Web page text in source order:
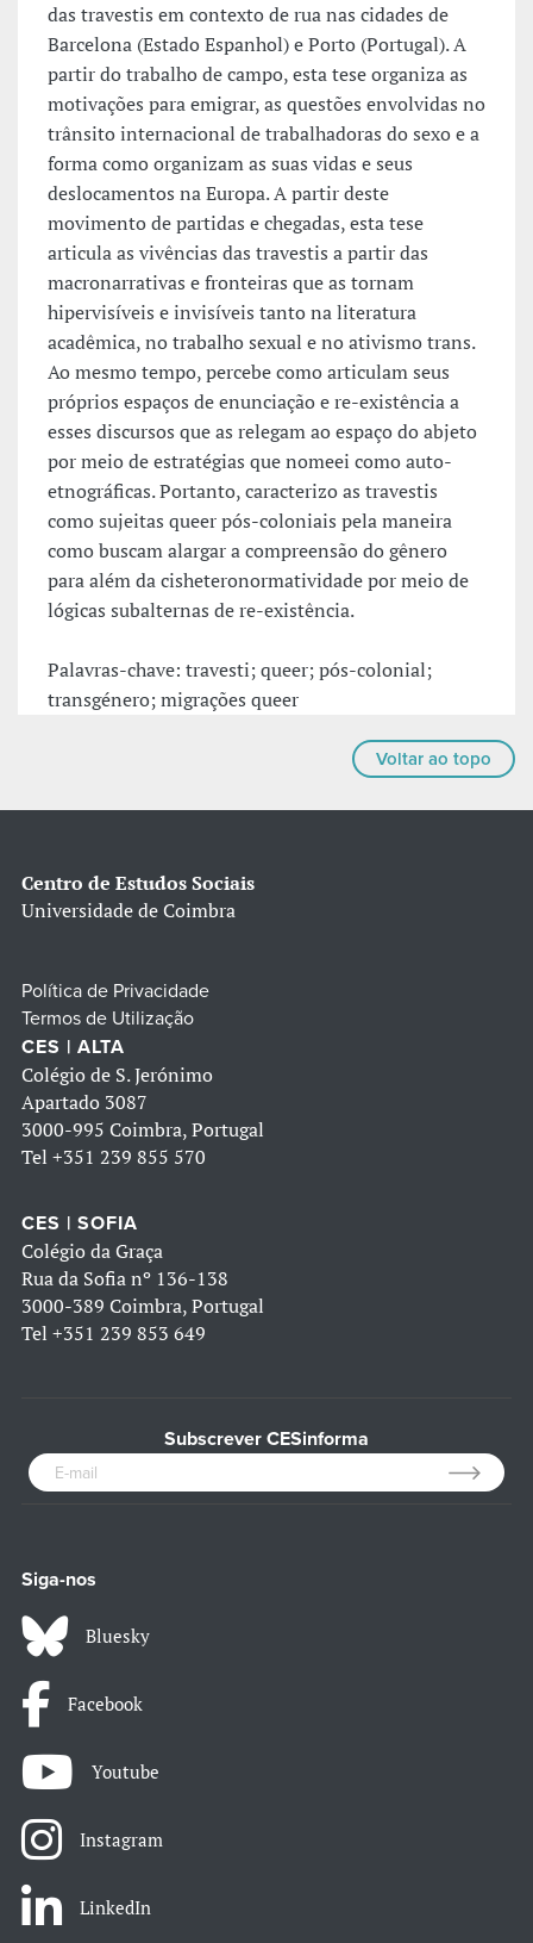
das travestis em contexto de rua nas cidades de
Barcelona (Estado Espanhol) e Porto (Portugal). A
partir do trabalho de campo, esta tese organiza as
motivações para emigrar, as questões envolvidas no
trânsito internacional de trabalhadoras do sexo e a
forma como organizam as suas vidas e seus
deslocamentos na Europa. A partir deste
movimento de partidas e chegadas, esta tese
articula as vivências das travestis a partir das
macronarrativas e fronteiras que as tornam
hipervisíveis e invisíveis tanto na literatura
acadêmica, no trabalho sexual e no ativismo trans.
Ao mesmo tempo, percebe como articulam seus
próprios espaços de enunciação e re-existência a
esses discursos que as relegam ao espaço do abjeto
por meio de estratégias que nomeei como auto-
etnográficas. Portanto, caracterizo as travestis
como sujeitas queer pós-coloniais pela maneira
como buscam alargar a compreensão do gênero
para além da cisheteronormatividade por meio de
lógicas subalternas de re-existência.
Palavras-chave: travesti; queer; pós-colonial;
transgénero; migrações queer
Voltar ao topo
Centro de Estudos Sociais
Universidade de Coimbra
Política de Privacidade
Termos de Utilização
CES | ALTA
Colégio de S. Jerónimo
Apartado 3087
3000-995 Coimbra, Portugal
Tel +351 239 855 570
CES | SOFIA
Colégio da Graça
Rua da Sofia nº 136-138
3000-389 Coimbra, Portugal
Tel +351 239 853 649
Subscrever CESinforma
Siga-nos
Bluesky
Facebook
Youtube
Instagram
LinkedIn